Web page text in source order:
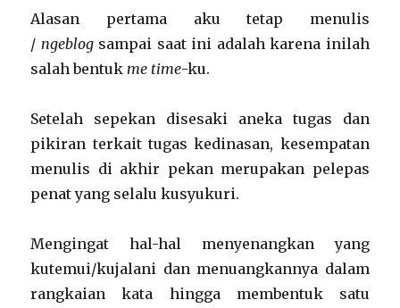
Alasan pertama aku tetap menulis
/ ngeblog sampai saat ini adalah karena inilah
salah bentuk me time-ku.
Setelah sepekan disesaki aneka tugas dan
pikiran terkait tugas kedinasan, kesempatan
menulis di akhir pekan merupakan pelepas
penat yang selalu kusyukuri.
Mengingat hal-hal menyenangkan yang
kutemui/kujalani dan menuangkannya dalam
rangkaian kata hingga membentuk satu